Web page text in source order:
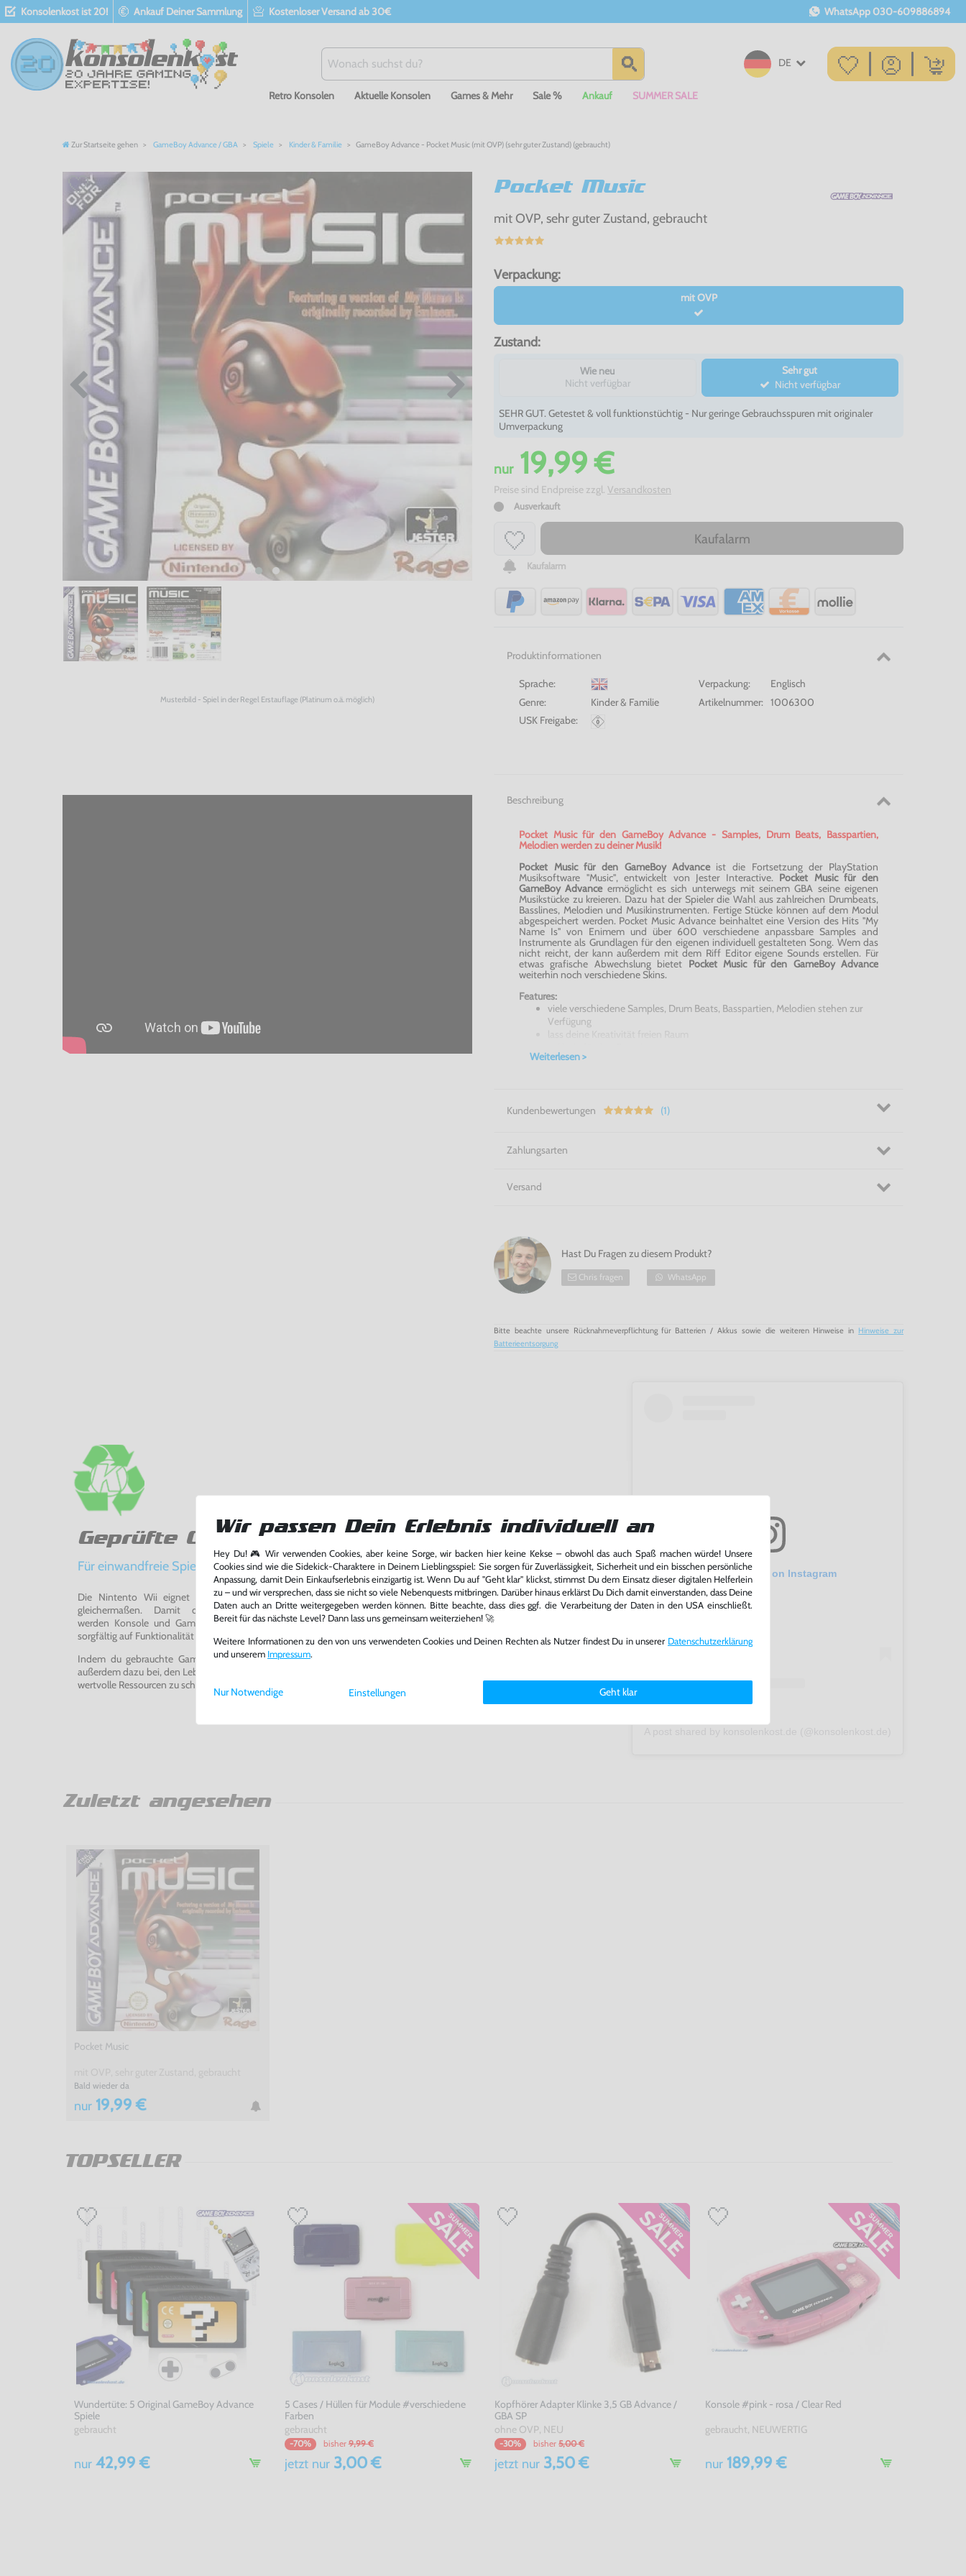
Konsolenkost ist 20! Ankauf Deiner Sammlung Kostenloser Versand ab 30€ WhatsApp 030-609886894
DE
Retro Konsolen Aktuelle Konsolen Games & Mehr Sale % Ankauf SUMMER SALE
Zur Startseite gehen GameBoy Advance / GBA Spiele Kinder & Familie GameBoy Advance - Pocket Music (mit OVP) (sehr guter Zustand) (gebraucht)
Musterbild - Spiel in der Regel Erstauflage (Platinum o.ä. möglich)
Pocket Music
mit OVP, sehr guter Zustand, gebraucht
Verpackung:
mit OVP
Zustand:
Wie neu
Nicht verfügbar
Sehr gut
Nicht verfügbar
SEHR GUT. Getestet & voll funktionstüchtig - Nur geringe Gebrauchsspuren mit originaler
Umverpackung
nur19,99 €
Preise sind Endpreise zzgl. Versandkosten
Ausverkauft
Kaufalarm
Kaufalarm
Produktinformationen
Sprache: Verpackung:
Englisch
Genre:
Kinder & Familie Artikelnummer:
1006300
USK Freigabe:
Beschreibung
Pocket Music für den GameBoy Advance - Samples, Drum Beats, Basspartien,
Melodien werden zu deiner Musik!
Pocket Music für den GameBoy Advanceist die Fortsetzung der PlayStation
Musiksoftware ''Music'', entwickelt von Jester Interactive. Pocket Music für den
GameBoy Advanceermöglicht es sich unterwegs mit seinem GBA seine eigenen
Musikstücke zu kreieren. Dazu hat der Spieler die Wahl aus zahlreichen Drumbeats,
Basslines, Melodien und Musikinstrumenten. Fertige Stücke können auf dem Modul
abgespeichert werden. Pocket Music Advance beinhaltet eine Version des Hits ''My
Name Is'' von Enimem und über 600 verschiedene anpassbare Samples and
Instrumente als Grundlagen für den eigenen individuell gestalteten Song. Wem das
nicht reicht, der kann außerdem mit dem Riff Editor eigene Sounds erstellen. Für
etwas grafische Abwechslung bietet Pocket Music für den GameBoy Advance
weiterhin noch verschiedene Skins.
Features:
viele verschiedene Samples, Drum Beats, Basspartien, Melodien stehen zur
Verfügung
GameBoy Spiele (GameBoy Color und GameBoy Classic), die natürlich auch mit dem
GameBoy Advance (+ GBA SP) kompatibel sind.
Weiterlesen >
Kundenbewertungen (1)
Zahlungsarten
Versand
Hast Du Fragen zu diesem Produkt?
Chris fragen WhatsApp
Bitte beachte unsere Rücknahmeverpflichtung für Batterien / Akkus sowie die weiteren Hinweise in Hinweise zur
Batterieentsorgung
Geprüfte Qualität
Für einwandfreie Spielerlebnisse
Die Nintento Wii eignet sich perfekt für Retro-Gaming-Fans und neue Entdecker
gleichermaßen. Damit du ein einwandfreies Spielerlebnis genießen kannst,
werden Konsole und Game in unserer Reparatur-Werkstatt von unseren Fachkräften
sorgfältig auf Funktionalität getestet, gereinigt und bei Bedarf repariert.
Indem du gebrauchte Games und Konsolen bei uns kaufst oder verkaufst, trägst du
außerdem dazu bei, den Lebenszyklus von Konsolen und Games zu verlängern und damit
wertvolle Ressourcen zu schonen und Abfall zu vermeiden.
View this post on Instagram
Zuletzt angesehen
Pocket Music
Bald wieder da
nur 19,99 €
TOPSELLER
Wundertüte: 5 Original GameBoy Advance
Spiele
gebraucht
nur 42,99 €
5 Cases / Hüllen für Module #verschiedene
Farben
gebraucht
-70% bisher 9,99 €
jetzt nur3,00 €
Kopfhörer Adapter Klinke 3,5 GB Advance /
GBA SP
ohne OVP, NEU
-30% bisher 5,00 €
jetzt nur 3,50 €
Konsole #pink - rosa / Clear Red
gebraucht, NEUWERTIG
nur189,99 €
Wir passen Dein Erlebnis individuell an
Hey Du! 🎮 Wir verwenden Cookies, aber keine Sorge, wir backen hier keine Kekse – obwohl das auch Spaß machen würde! Unsere
Cookies sind wie die Sidekick-Charaktere in Deinem Lieblingsspiel: Sie sorgen für Zuverlässigkeit, Sicherheit und ein bisschen persönliche
Anpassung, damit Dein Einkaufserlebnis einzigartig ist. Wenn Du auf "Geht klar" klickst, stimmst Du dem Einsatz dieser digitalen Helferlein
zu – und wir versprechen, dass sie nicht so viele Nebenquests mitbringen. Darüber hinaus erklärst Du Dich damit einverstanden, dass Deine
Daten auch an Dritte weitergegeben werden können. Bitte beachte, dass dies ggf. die Verarbeitung der Daten in den USA einschließt.
Bereit für das nächste Level? Dann lass uns gemeinsam weiterziehen! 🚀
Weitere Informationen zu den von uns verwendeten Cookies und Deinen Rechten als Nutzer findest Du in unserer Daten­schutz­erklärung
und unserem Impressum.
Einstellungen Geht klar
Nur Notwendige